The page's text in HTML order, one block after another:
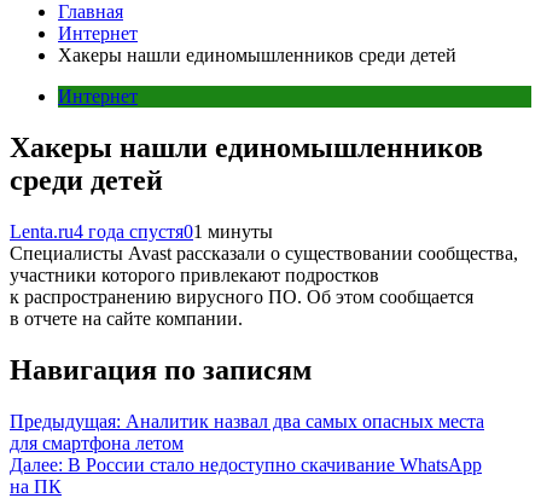
Главная
Интернет
Хакеры нашли единомышленников среди детей
Интернет
Хакеры нашли единомышленников
среди детей
Lenta.ru4 года спустя01 минуты
Специалисты Avast рассказали о существовании сообщества,
участники которого привлекают подростков
к распространению вирусного ПО. Об этом сообщается
в отчете на сайте компании.
Навигация по записям
Предыдущая: Аналитик назвал два самых опасных места
для смартфона летом
Далее: В России стало недоступно скачивание WhatsApp
на ПК